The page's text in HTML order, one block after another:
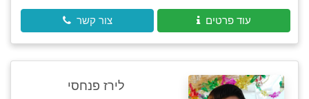
עוד פרטים צור קשר
לירז פנחסי